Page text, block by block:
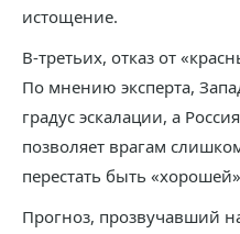
истощение.
В-третьих, отказ от
По мнению эксперта,
градус эскалации, а
позволяет врагам
перестать быть
Прогноз, прозвучавший